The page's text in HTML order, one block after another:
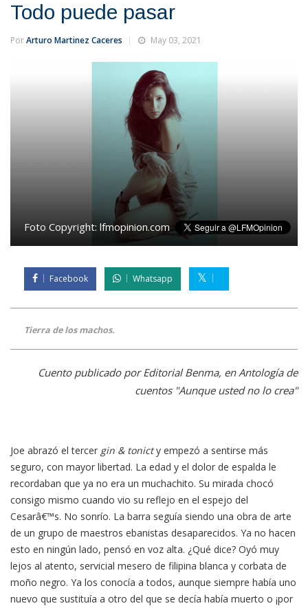
Todo puede pasar
PorArturo Martinez Caceres May 03, 2021
Foto Copyright: lfmopinion.com
Facebook Whatsapp
Tierra de los machos.
Cuento publicado por Editorial Benma, en Antología de
cuentos "Aunque usted no lo crea"
Joe abrazó el tercer gin & tonicty empezó a sentirse más
seguro, con mayor libertad. La edad y el dolor de espalda le
recordaban que ya no era un muchachito. Su mirada chocó
consigo mismo cuando vio su reflejo en el espejo del
Cesarâ€™s. No sonrío. La barra seguía siendo una obra de arte
de un grupo de maestros ebanistas desaparecidos. Ya no hacen
esto en ningún lado, pensó en voz alta. ¿Qué dice? Oyó muy
lejos al atento, servicial mesero de filipina blanca y corbata de
moño negro. Ya los conocía a todos, aunque siempre había uno
nuevo que sustituía a otro del que se decía había muerto o ¡por